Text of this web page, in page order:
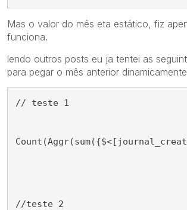
Mas o valor do mês eta estático, fiz
funciona.
lendo outros posts eu ja tentei as
para pegar o mês anterior
// teste 1
//teste 2